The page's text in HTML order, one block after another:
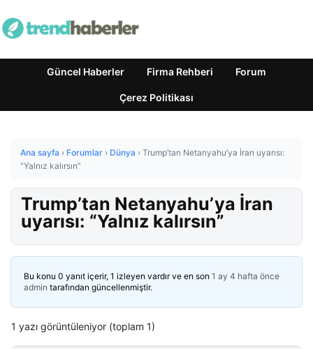
Güncel Haberler Firma Rehberi Forum
Çerez Politikası
Ana sayfa › Forumlar › Dünya › Trump’tan Netanyahu’ya İran uyarısı:
“Yalnız kalırsın”
Trump’tan Netanyahu’ya İran
uyarısı: “Yalnız kalırsın”
Bu konu 0 yanıt içerir, 1 izleyen vardır ve en son 1 ay 4 hafta önce
admin tarafından güncellenmiştir.
1 yazı görüntüleniyor (toplam 1)